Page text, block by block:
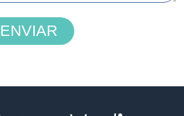
ENVIAR